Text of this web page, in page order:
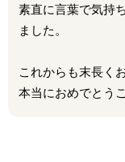
素直に言葉で気持
ました。
これからも末長く
本当におめでとう